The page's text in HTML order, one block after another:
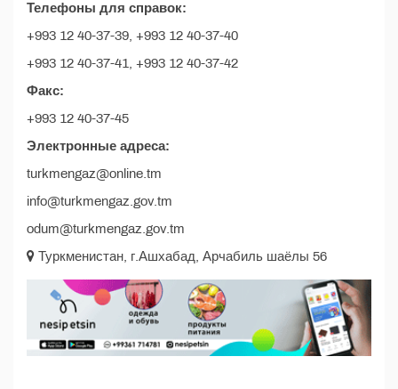
Телефоны для справок:
+993 12 40-37-39, +993 12 40-37-40
+993 12 40-37-41, +993 12 40-37-42
Факс:
+993 12 40-37-45
Электронные адреса:
turkmengaz@online.tm
info@turkmengaz.gov.tm
odum@turkmengaz.gov.tm
Туркменистан, г.Ашхабад, Арчабиль шаёлы 56